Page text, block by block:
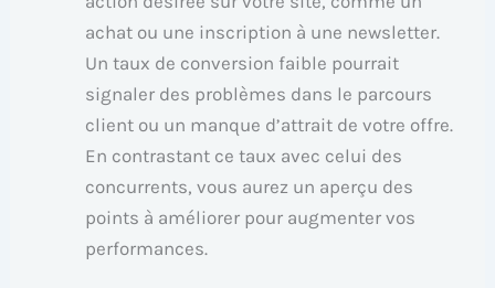
achat ou une inscription à une newsletter.
Un taux de conversion faible pourrait
signaler des problèmes dans le parcours
client ou un manque d’attrait de votre offre.
En contrastant ce taux avec celui des
concurrents, vous aurez un aperçu des
points à améliorer pour augmenter vos
performances.